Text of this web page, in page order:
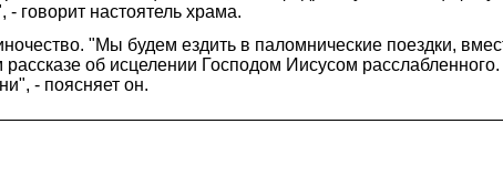
говорит настоятель храма.
"Мы будем ездить в паломнические поездки,
об исцелении Господом Иисусом
- поясняет он.